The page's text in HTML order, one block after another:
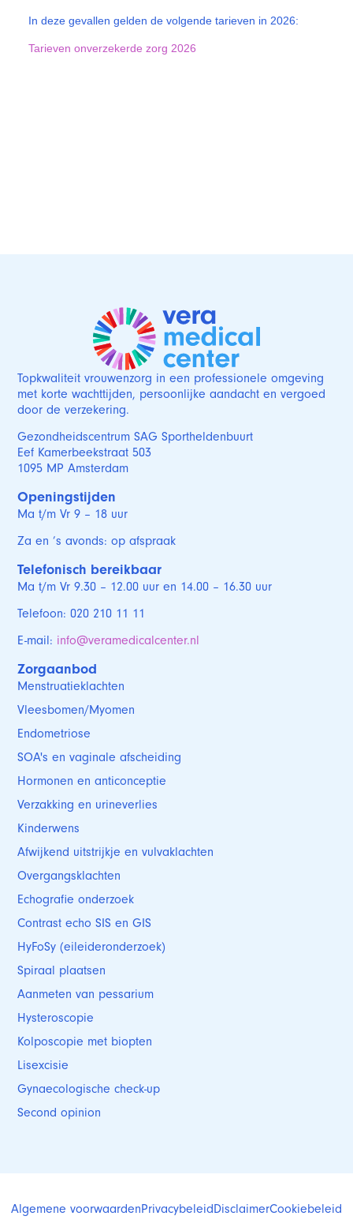
In deze gevallen gelden de volgende tarieven in 2026:
Tarieven onverzekerde zorg 2026
Topkwaliteit vrouwenzorg in een professionele omgeving
met korte wachttijden, persoonlijke aandacht en vergoed
door de verzekering.
Gezondheidscentrum SAG Sportheldenbuurt
Eef Kamerbeekstraat 503
1095 MP Amsterdam
Openingstijden
Ma t/m Vr 9 – 18 uur
Za en ’s avonds: op afspraak
Telefonisch bereikbaar
Ma t/m Vr 9.30 – 12.00 uur en 14.00 – 16.30 uur
Telefoon: 020 210 11 11
E-mail: info@veramedicalcenter.nl
Zorgaanbod
Menstruatieklachten
Vleesbomen/Myomen
Endometriose
SOA's en vaginale afscheiding
Hormonen en anticonceptie
Verzakking en urineverlies
Kinderwens
Afwijkend uitstrijkje en vulvaklachten
Overgangsklachten
Echografie onderzoek
Contrast echo SIS en GIS
HyFoSy (eileideronderzoek)
Spiraal plaatsen
Aanmeten van pessarium
Hysteroscopie
Kolposcopie met biopten
Lisexcisie
Gynaecologische check-up
Second opinion
Algemene voorwaardenPrivacybeleidDisclaimerCookiebeleid